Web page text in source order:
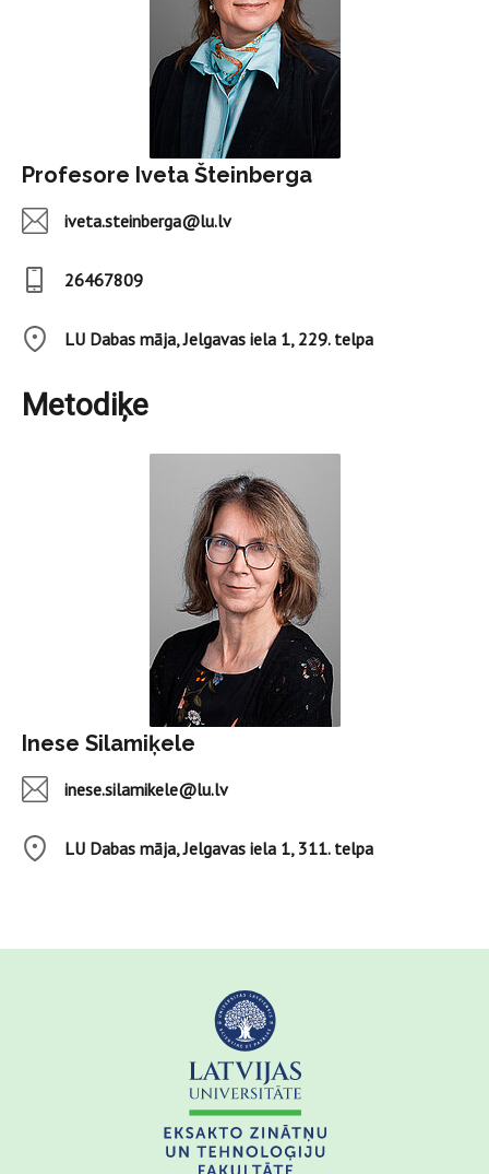
Profesore Iveta Šteinberga
iveta.steinberga@lu.lv
26467809
LU Dabas māja, Jelgavas iela 1, 229. telpa
Metodiķe
Inese Silamiķele
inese.silamikele@lu.lv
LU Dabas māja, Jelgavas iela 1, 311. telpa